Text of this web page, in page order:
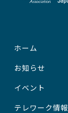
ホーム
お知らせ
イベント
テレワーク情報